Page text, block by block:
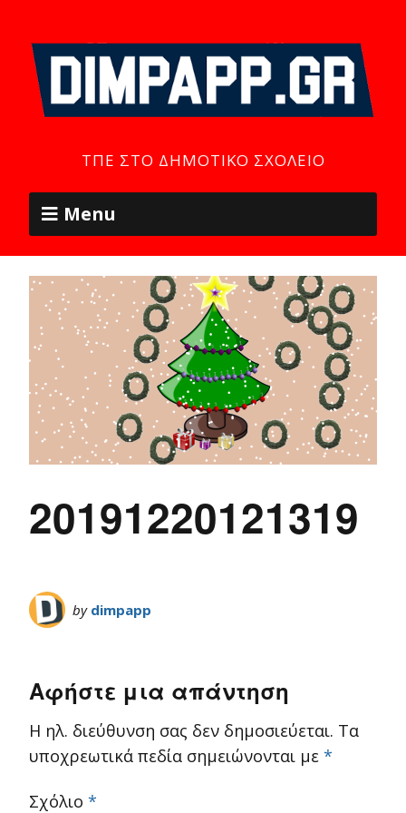
ΤΠΕ ΣΤΟ ΔΗΜΟΤΙΚΌ ΣΧΟΛΕΊΟ
Menu
20191220121319
by dimpapp
Αφήστε μια απάντηση
Η ηλ. διεύθυνση σας δεν δημοσιεύεται. Τα
υποχρεωτικά πεδία σημειώνονται με *
Σχόλιο *